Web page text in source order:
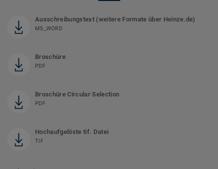
Ausschreibungstext (weitere Formate über Heinze.de)
MS_WORD
Broschüre
PDF
Broschüre Circular Selection
PDF
Hochaufgelöste tif. Datei
TIF